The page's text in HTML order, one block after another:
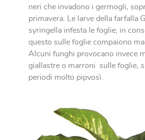
neri che invadono i germogli,
primavera. Le larve della farfalla
syringella infesta le foglie; in
questo sulle foglie compaiono
Alcuni funghi provocano invece
giallastre o marroni sulle foglie,
periodi molto pipvosì.